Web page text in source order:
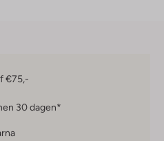
€75,-
30 dagen*